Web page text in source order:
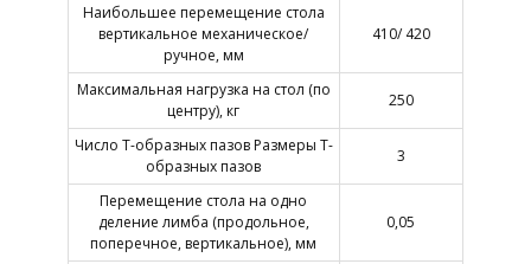
Наибольшее перемещение стола
вертикальное механическое/
ручное, мм
410/ 420
Максимальная нагрузка на стол (по
центру), кг
250
Число Т-образных пазов Размеры Т-
образных пазов
3
Перемещение стола на одно
деление лимба (продольное,
поперечное, вертикальное), мм
0,05